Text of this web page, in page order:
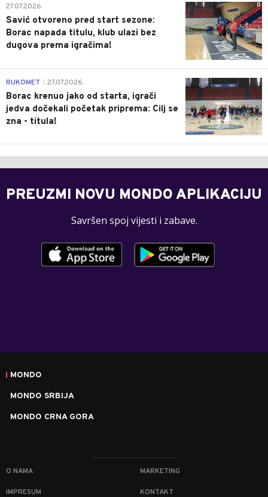
0
27.07.2026.
Savić otvoreno pred start sezone:
Borac napada titulu, klub ulazi bez
dugova prema igračima!
0
RUKOMET 27.07.2026.
Borac krenuo jako od starta, igrači
jedva dočekali početak priprema: Cilj se
zna - titula!
PREUZMI NOVU MONDO APLIKACIJU
Savršen spoj vijesti i zabave.
MONDO
MONDO SRBIJA
MONDO CRNA GORA
O NAMA MARKETING
IMPRESUM KONTAKT